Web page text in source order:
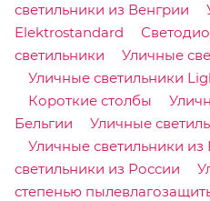
светильники из Венгрии
Elektrostandard
светильники
Уличные
Уличные светильники
Короткие столбы
Бельгии
Уличные
Уличные светильники из
светильники из России
степенью